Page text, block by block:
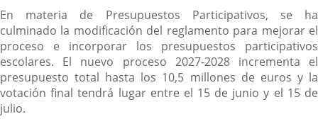
En materia de Presupuestos Participativos, se ha
culminado la modificación del reglamento para mejorar el
proceso e incorporar los presupuestos participativos
escolares. El nuevo proceso 2027-2028 incrementa el
presupuesto total hasta los 10,5 millones de euros y la
votación final tendrá lugar entre el 15 de junio y el 15 de
julio.